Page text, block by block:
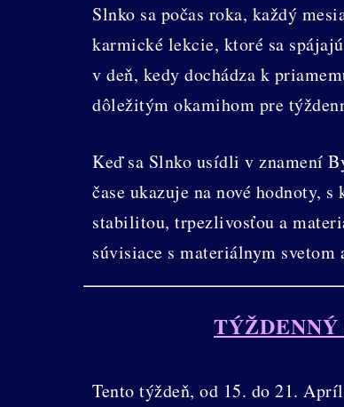
Slnko sa počas roka, každý
karmické lekcie, ktoré sa
v deň, kedy dochádza k
dôležitým okamihom pre
Keď sa Slnko usídli v znamení
čase ukazuje na nové hodnoty,
stabilitou, trpezlivosťou a
súvisiace s materiálnym svetom
Tento týždeň, od 15. do 21.